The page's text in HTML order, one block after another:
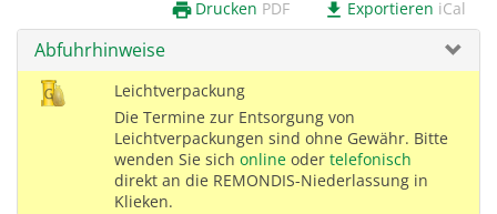
print Drucken PDF download Exportieren iCal
Abfuhrhinweise
Leichtverpackung
Die Termine zur Entsorgung von
Leichtverpackungen sind ohne Gewähr. Bitte
wenden Sie sich online oder telefonisch
direkt an die REMONDIS-Niederlassung in
Klieken.